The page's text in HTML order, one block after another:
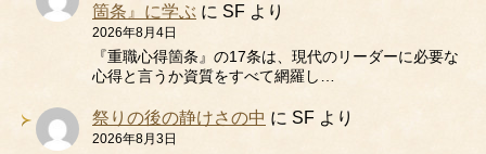
箇条』に学ぶ に SF より
2026年8月4日
『重職心得箇条』の17条は、現代のリーダーに必要な
心得と言うか資質をすべて網羅し…
祭りの後の静けさの中 に SF より
2026年8月3日